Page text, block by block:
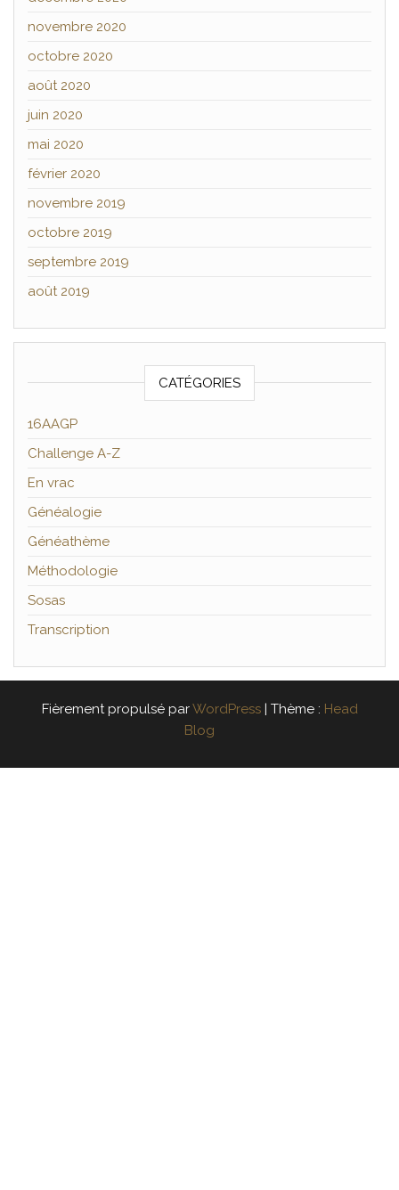
novembre 2020
octobre 2020
août 2020
juin 2020
mai 2020
février 2020
novembre 2019
octobre 2019
septembre 2019
août 2019
CATÉGORIES
16AAGP
Challenge A-Z
En vrac
Généalogie
Généathème
Méthodologie
Sosas
Transcription
Fièrement propulsé parWordPress | Thème : Head
Blog